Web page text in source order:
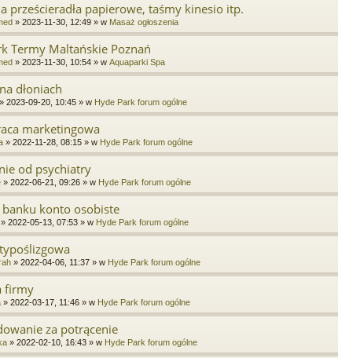
prześcieradła papierowe, taśmy kinesio itp.
» 2023-11-30, 12:49 » w Masaż ogłoszenia
Termy Maltańskie Poznań
» 2023-11-30, 10:54 » w Aquaparki Spa
dłoniach
» 2023-09-20, 10:45 » w Hyde Park forum ogólne
marketingowa
» 2022-11-28, 08:15 » w Hyde Park forum ogólne
od psychiatry
» 2022-06-21, 09:26 » w Hyde Park forum ogólne
konto osobiste
» 2022-05-13, 07:53 » w Hyde Park forum ogólne
» 2022-04-06, 11:37 » w Hyde Park forum ogólne
firmy
» 2022-03-17, 11:46 » w Hyde Park forum ogólne
za potrącenie
» 2022-02-10, 16:43 » w Hyde Park forum ogólne